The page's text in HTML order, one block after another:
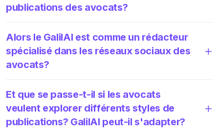
publications des avocats?
Alors le GalilAI est comme un rédacteur
spécialisé dans les réseaux sociaux des
avocats?
Et que se passe-t-il si les avocats
veulent explorer différents styles de
publications? GalilAI peut-il s'adapter?